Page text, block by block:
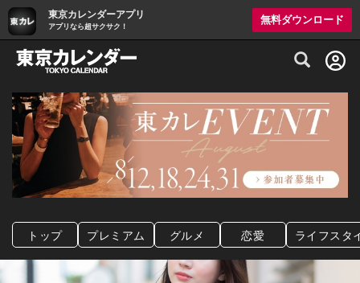
東京カレンダーアプリ
アプリなら超サクサク！
無料ダウンロード
グルメ情報・プレミアムレストラン予約
トップ プレミアム グルメ 恋愛 ライフスタ